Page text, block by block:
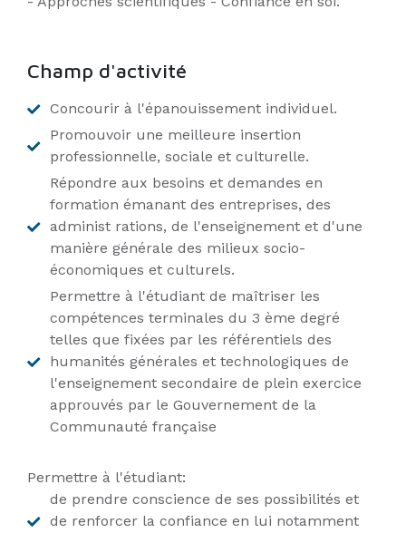
Champ d'activité
Concourir à l'épanouissement individuel.
Promouvoir une meilleure insertion
professionnelle, sociale et culturelle.
Répondre aux besoins et demandes en
formation émanant des entreprises, des
administ rations, de l'enseignement et d'une
manière générale des milieux socio-
économiques et culturels.
Permettre à l'étudiant de maîtriser les
compétences terminales du 3 ème degré
telles que fixées par les référentiels des
humanités générales et technologiques de
l'enseignement secondaire de plein exercice
approuvés par le Gouvernement de la
Communauté française
Permettre à l'étudiant:
de prendre conscience de ses possibilités et
de renforcer la confiance en lui notamment